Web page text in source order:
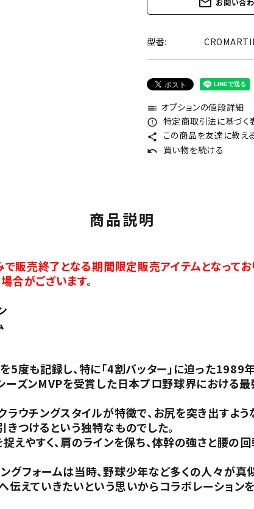
お問い合
型番:
toc オプションの値段詳細
error_outline 特定商取引法に基づく
share この商品を友達に教え
undo 買い物を続ける
商品説明
売終了となる期間限定販売アイテムとなってお
合がございます。
度も記録し、特に「4割バッター」に迫った
ーズンMVPを受賞した日本プロ野球界における
ウチングスタイルが特徴で、お尻を突き出すよ
つけるという独特なものでした。
えやすく、肩のラインを保ち、体幹の強さと腰
グフォームは当時、野球少年など多くの人々が
伝えていきたいという思いからコラボレーショ